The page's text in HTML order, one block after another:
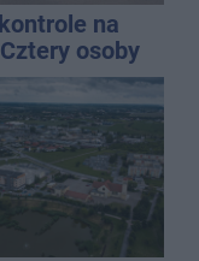
na
osoby
po alkoholu